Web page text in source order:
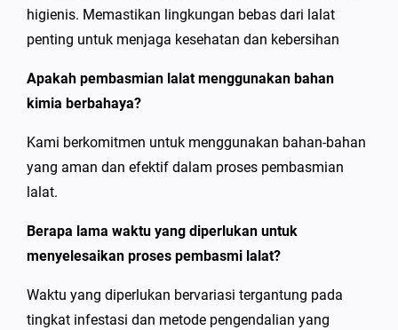
higienis. Memastikan lingkungan bebas dari lalat
penting untuk menjaga kesehatan dan kebersihan
Apakah pembasmian lalat menggunakan bahan
kimia berbahaya?
Kami berkomitmen untuk menggunakan bahan-bahan
yang aman dan efektif dalam proses pembasmian
lalat.
Berapa lama waktu yang diperlukan untuk
menyelesaikan proses pembasmi lalat?
Waktu yang diperlukan bervariasi tergantung pada
tingkat infestasi dan metode pengendalian yang